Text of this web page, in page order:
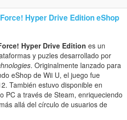
Hyper Drive Edition eShop
Hyper Drive Edition es un
y puzles desarrollado por
. Originalmente lanzado para
eShop de Wii U, el juego fue
También estuvo disponible en
PC a través de Steam, enriqueciendo
allá del círculo de usuarios de